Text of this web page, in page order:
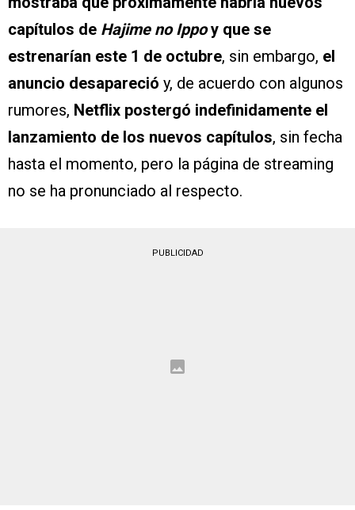
capítulos de Hajime no Ippoy que se
estrenarían este 1 de octubre, sin embargo, el
anuncio desapareció y, de acuerdo con algunos
rumores, Netflix postergó indefinidamente el
lanzamiento de los nuevos capítulos, sin fecha
hasta el momento, pero la página de streaming
no se ha pronunciado al respecto.
PUBLICIDAD